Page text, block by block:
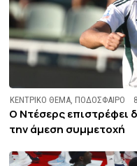
ΚΕΝΤΡΙΚΟ ΘΕΜΑ ,ΠΟΔΟΣΦΑΙΡΟ
Ο Ντέσερς επιστρέφει
την άμεση συμμετοχή